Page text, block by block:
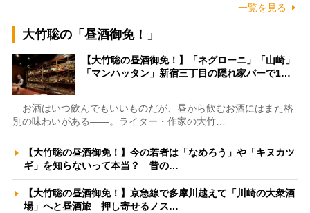
一覧を見る
大竹聡の「昼酒御免！」
【大竹聡の昼酒御免！】「ネグローニ」「山崎」
「マンハッタン」新宿三丁目の隠れ家バーで1…
お酒はいつ飲んでもいいものだが、昼から飲むお酒にはまた格
別の味わいがある――。ライター・作家の大竹…
【大竹聡の昼酒御免！】今の若者は「なめろう」や「キヌカツ
ギ」を知らないって本当？ 昔の…
【大竹聡の昼酒御免！】京急線で多摩川越えて「川崎の大衆酒
場」へと昼酒旅 押し寄せるノス…